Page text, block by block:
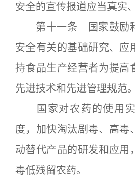
安全的宣传报道应当真实
第十一条 国家鼓励和
安全有关的基础研究、应
持食品生产经营者为提高
先进技术和先进管理规范。
国家对农药的使用实
度，加快淘汰剧毒、高毒
动替代产品的研发和应用
毒低残留农药。